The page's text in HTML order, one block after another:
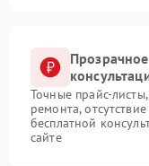
Точные прайс-
ремонта,
бесплатной
сайте